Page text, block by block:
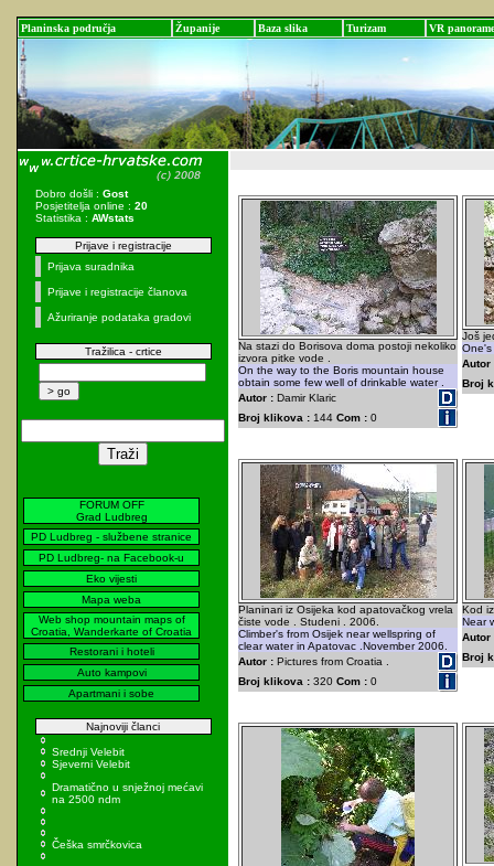
Planinska područja Županije Baza slika Turizam VR panorame
Dobro došli : Gost
Posjetitelja online : 20
Statistika : AWstats
Prijave i registracije
Prijava suradnika
Prijave i registracije članova
Ažuriranje podataka gradovi
Tražilica - crtice
FORUM OFF
Grad Ludbreg
PD Ludbreg - službene stranice
PD Ludbreg- na Facebook-u
Eko vijesti
Mapa weba
Web shop mountain maps of
Croatia, Wanderkarte of Croatia
Restorani i hoteli
Auto kampovi
Apartmani i sobe
Najnoviji članci
Srednji Velebit
Sjeverni Velebit
Dramatično u snježnoj mećavi
na 2500 ndm
Češka smrčkovica
Na stazi do Borisova doma postoji nekoliko
izvora pitke vode .
On the way to the Boris mountain house
obtain some few well of drinkable water .
Autor : Damir Klaric
Broj klikova : 144 Com : 0
Još
One's
Autor
Broj
Planinari iz Osijeka kod apatovačkog vrela
čiste vode . Studeni . 2006.
Climber's from Osijek near wellspring of
clear water in Apatovac .November 2006.
Autor : Pictures from Croatia .
Broj klikova : 320 Com : 0
Kod
Near
Autor
Broj